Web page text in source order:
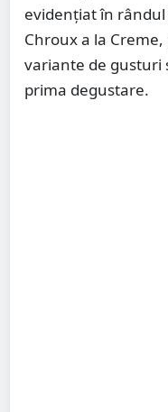
evidențiat în
Chroux a la
variante de gusturi
prima degustare.